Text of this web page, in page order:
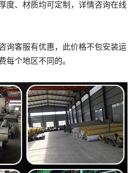
度、材质均可定制，详情咨询在线
询客服有优惠，此价格不包安装运
每个地区不同的。